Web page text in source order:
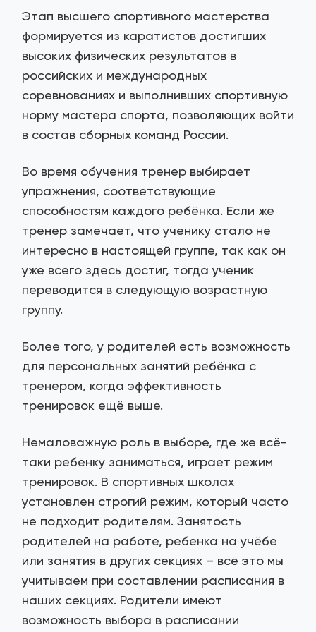
Этап высшего спортивного мастерства
формируется из каратистов достигших
высоких физических результатов в
российских и международных
соревнованиях и выполнивших спортивную
норму мастера спорта, позволяющих войти
в состав сборных команд России.
Во время обучения тренер выбирает
упражнения, соответствующие
способностям каждого ребёнка. Если же
тренер замечает, что ученику стало не
интересно в настоящей группе, так как он
уже всего здесь достиг, тогда ученик
переводится в следующую возрастную
группу.
Более того, у родителей есть возможность
для персональных занятий ребёнка с
тренером, когда эффективность
тренировок ещё выше.
Немаловажную роль в выборе, где же всё-
таки ребёнку заниматься, играет режим
тренировок. В спортивных школах
установлен строгий режим, который часто
не подходит родителям. Занятость
родителей на работе, ребенка на учёбе
или занятия в других секциях – всё это мы
учитываем при составлении расписания в
наших секциях. Родители имеют
возможность выбора в расписании